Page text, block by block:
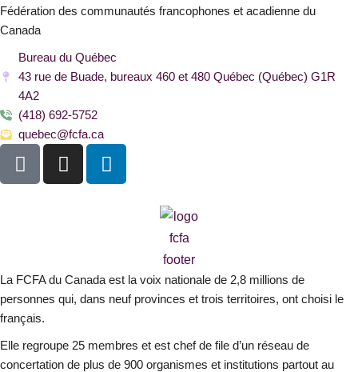
Fédération des communautés francophones et acadienne du
Canada
Bureau du Québec
43 rue de Buade, bureaux 460 et 480 Québec (Québec) G1R
4A2
(418) 692-5752
quebec@fcfa.ca
F
a
o
k
-
s
q
I
n
r
a
m
L
i
i
n
La FCFA du Canada est la voix nationale de 2,8 millions de
personnes qui, dans neuf provinces et trois territoires, ont choisi le
français.
Elle regroupe 25 membres et est chef de file d’un réseau de
concertation de plus de 900 organismes et institutions partout au